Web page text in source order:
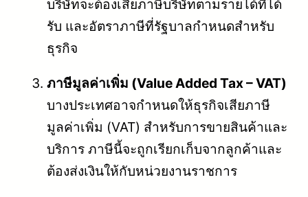
บริษัทจะต้องเสียภาษีบริษัทตามรายได้ที่ได้
รับ และอัตราภาษีที่รัฐบาลกำหนดสำหรับ
ธุรกิจ
ภาษีมูลค่าเพิ่ม (Value Added Tax – VAT)
บางประเทศอาจกำหนดให้ธุรกิจเสียภาษี
มูลค่าเพิ่ม (VAT) สำหรับการขายสินค้าและ
บริการ ภาษีนี้จะถูกเรียกเก็บจากลูกค้าและ
ต้องส่งเงินให้กับหน่วยงานราชการ